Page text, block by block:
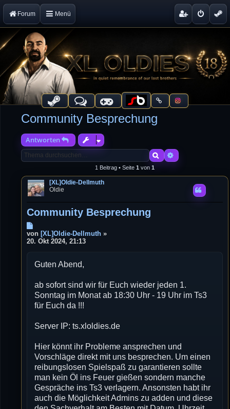
Forum Menü
Community Besprechung
Antworten
SucheErweiterte Suche
1 Beitrag • Seite 1 von 1
[XL]Oldie-Dellmuth
Oldie
Community Besprechung
e
a
von [XL]Oldie-Dellmuth »
20. Okt 2024, 21:13
Guten Abend,
ab sofort sind wir für Euch wieder jeden 1.
Sonntag im Monat ab 18:30 Uhr - 19 Uhr im Ts3
für Euch da !!!
Server IP: ts.xloldies.de
Hier könnt ihr Probleme ansprechen und
Vorschläge direkt mit uns besprechen. Um einen
reibungslosen Spielspaß zu garantieren sollte
man kein Öl ins Feuer gießen sondern manche
Gespräche ins Ts3 verlagern. Ansonsten habt ihr
auch die Möglichkeit Admins zu adden und diese